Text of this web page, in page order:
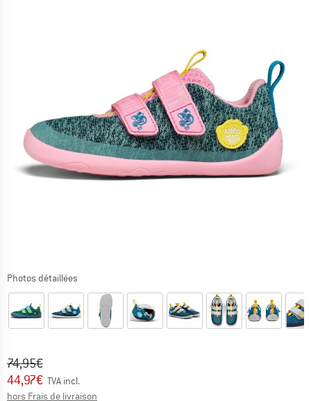
Photos détaillées
Prix initial :
74,95€
Prix:
44,97€ TVA incl.
hors Frais de livraison